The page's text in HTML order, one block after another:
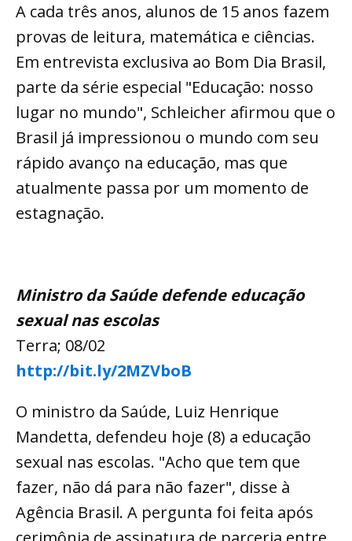
A cada três anos, alunos de 15 anos fazem
provas de leitura, matemática e ciências.
Em entrevista exclusiva ao Bom Dia Brasil,
parte da série especial "Educação: nosso
lugar no mundo", Schleicher afirmou que o
Brasil já impressionou o mundo com seu
rápido avanço na educação, mas que
atualmente passa por um momento de
estagnação.
Ministro da Saúde defende educação
sexual nas escolas
Terra; 08/02
http://bit.ly/2MZVboB
O ministro da Saúde, Luiz Henrique
Mandetta, defendeu hoje (8) a educação
sexual nas escolas. "Acho que tem que
fazer, não dá para não fazer", disse à
Agência Brasil. A pergunta foi feita após